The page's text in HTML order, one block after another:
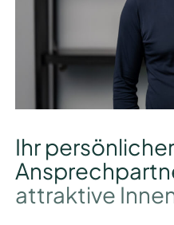
Ihr persönlicher
attraktive